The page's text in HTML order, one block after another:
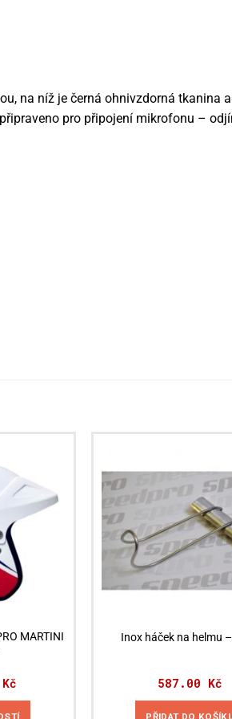
na níž je černá ohnivzdorná tkanina
pro připojení mikrofonu –
MARTINI
Kč
Inox háček na helmu
587.00 Kč
PŘIDAT DO